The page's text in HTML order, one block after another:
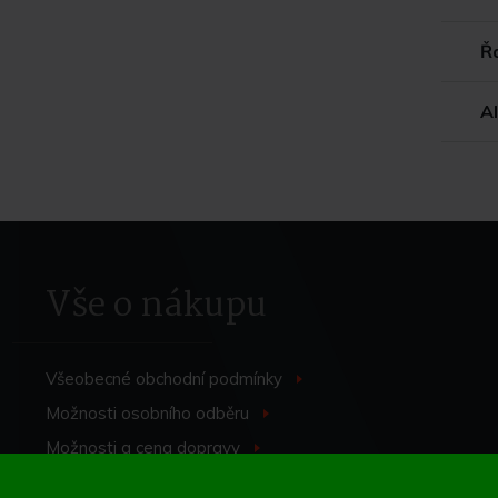
Vše o nákupu
Všeobecné obchodní podmínky
Možnosti osobního odběru
Možnosti a cena dopravy
>